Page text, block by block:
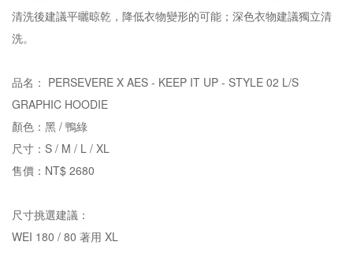
清洗後建議平曬晾乾，降低衣物變形的可能；深色衣物建議獨立清
洗。
品名： PERSEVERE X AES - KEEP IT UP - STYLE 02 L/S
GRAPHIC HOODIE
顏色：黑 / 鴨綠
尺寸：S / M / L / XL
售價：NT$ 2680
尺寸挑選建議：
WEI 180 / 80 著用 XL